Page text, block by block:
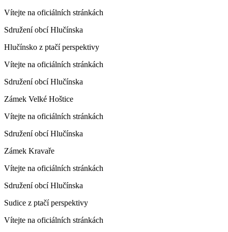
Vítejte na oficiálních stránkách
Sdružení obcí Hlučínska
Hlučínsko z ptačí perspektivy
Vítejte na oficiálních stránkách
Sdružení obcí Hlučínska
Zámek Velké Hoštice
Vítejte na oficiálních stránkách
Sdružení obcí Hlučínska
Zámek Kravaře
Vítejte na oficiálních stránkách
Sdružení obcí Hlučínska
Sudice z ptačí perspektivy
Vítejte na oficiálních stránkách